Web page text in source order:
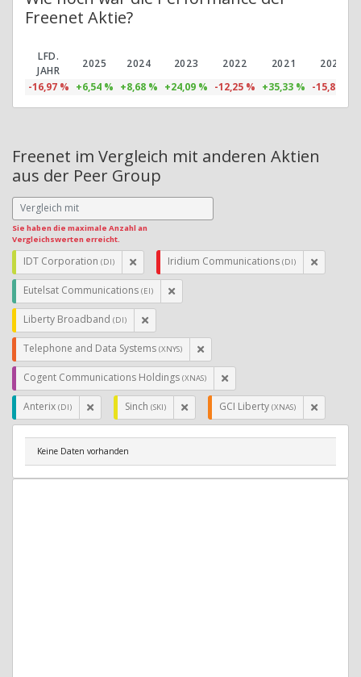
Freenet Aktie?
LFD.
JAHR
2025 2024 2023 2022 2021
2020
-16,97 % +6,54 % +8,68 % +24,09 % -12,25 % +35,33 % -15,88 %
Freenet im Vergleich mit anderen Aktien
aus der Peer Group
Sie haben die maximale Anzahl an
Vergleichswerten erreicht.
IDT Corporation (DI) Iridium Communications (DI)
Eutelsat Communications (EI)
Liberty Broadband (DI)
Telephone and Data Systems (XNYS)
Cogent Communications Holdings (XNAS)
Anterix (DI) Sinch (SKI) GCI Liberty (XNAS)
Keine Daten vorhanden